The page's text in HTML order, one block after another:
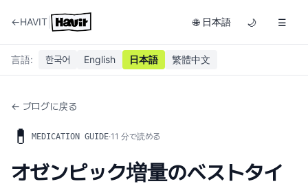
←HAVIT 🌐 日本語 🌙 ☰
言語: 한국어 English 日本語 繁體中文
← ブログに戻る
💊 MEDICATION GUIDE·11 分で読める
オゼンピック増量のベストタイ